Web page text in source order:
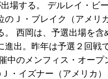
場する。 デルレイ・ビ
Ｊ・ブレイク（アメリ
西岡は、予選出場を
出。昨年は予選２回戦
のメンフィス・オープ
・イズナー（アメリカ